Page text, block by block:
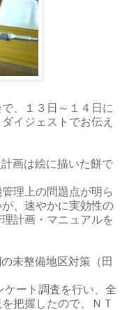
、１３日～１４日に
イジェストでお伝え
画は絵に描いた餅で
理上の問題点が明ら
、速やかに実効性の
計画・マニュアルを
未整備地区対策（田
ケート調査を行い、全
把握したので、ＮＴ